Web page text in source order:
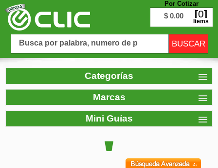
Por Cotizar
$ 0.00 0
Items
Categorías
Marcas
Mini Guías